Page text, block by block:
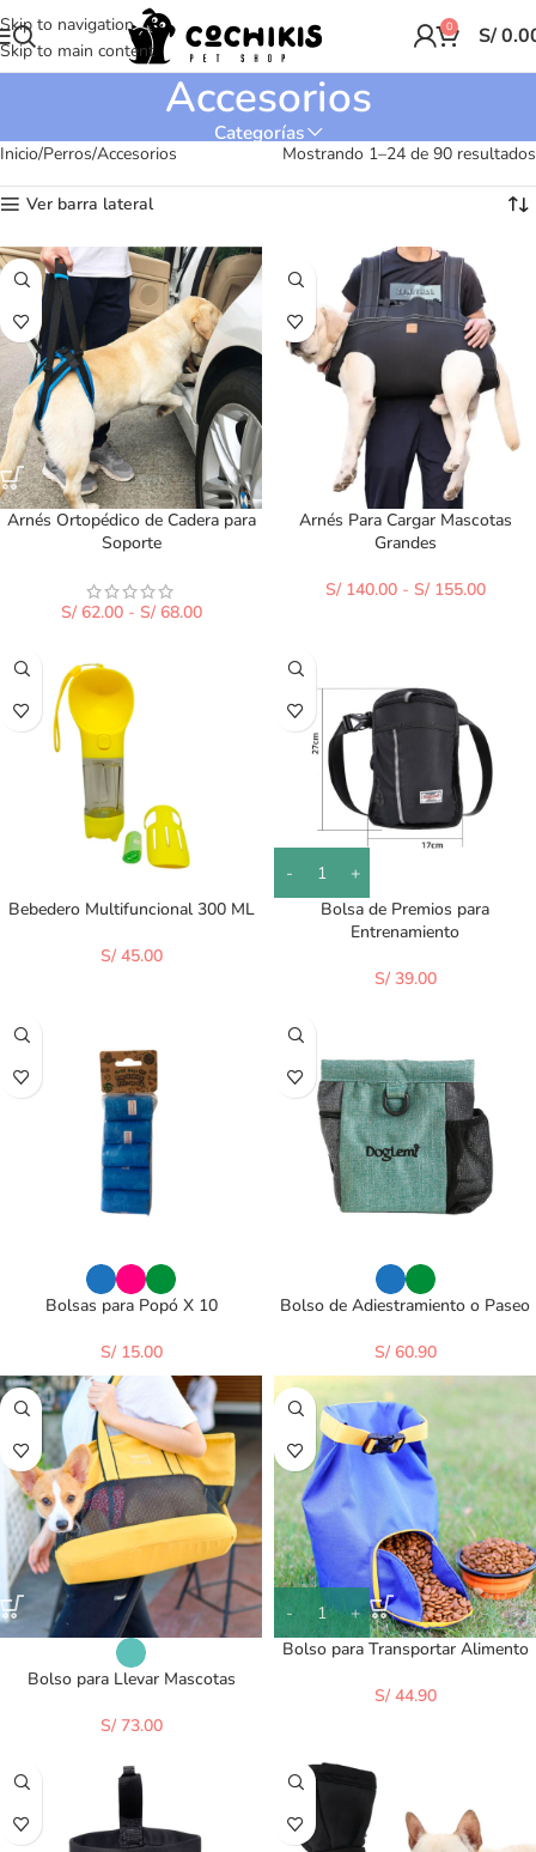
Skip to navigation
Skip to main content
0 S/
Accesorios
Categorías
Inicio Perros Accesorios Mostrando 1–24 de 90 resultados
Ver barra lateral
Arnés Ortopédico de Cadera para
Soporte
S/62.00 - S/68.00
Arnés Para Cargar Mascotas
Grandes
S/140.00 - S/155.00
Bebedero Multifuncional 300 ML
S/45.00
Bolsa de Premios para
Entrenamiento
S/39.00
Bolsas para Popó X 10
S/15.00
Bolso de Adiestramiento o Paseo
S/60.90
Bolso para Llevar Mascotas
S/73.00
Bolso para Transportar Alimento
S/44.90